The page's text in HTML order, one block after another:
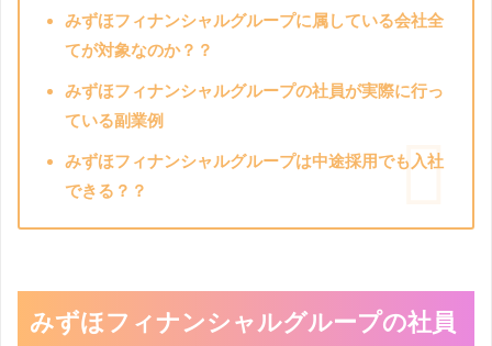
みずほフィナンシャルグループに属している会社全
てが対象なのか？？
みずほフィナンシャルグループの社員が実際に行っ
ている副業例
みずほフィナンシャルグループは中途採用でも入社
できる？？
みずほフィナンシャルグループの社員